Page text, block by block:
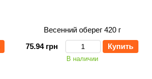
Весенний оберег 420 г
75.94 грн
Купить
В наличии